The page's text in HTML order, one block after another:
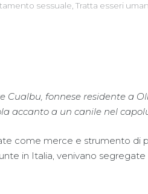
sessuale ,Tratta esseri
Cualbu, fonnese residente a
accanto a un canile nel
come merce e strumento di
in Italia, venivano